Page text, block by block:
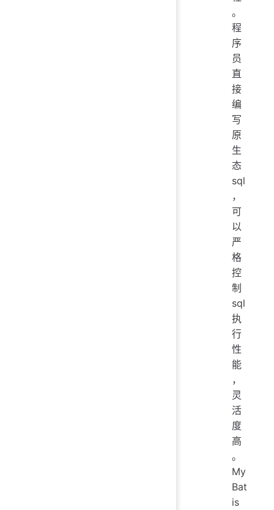
。
程
序
员
直
接
编
写
原
生
态
sql
，
可
以
严
格
控
制
sql
执
行
性
能
，
灵
活
度
高
。
My
Bat
is